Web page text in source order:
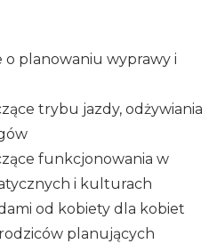
planowaniu wyprawy i
trybu jazdy, odżywiania
funkcjonowania w
i kulturach
od kobiety dla kobiet
planujących